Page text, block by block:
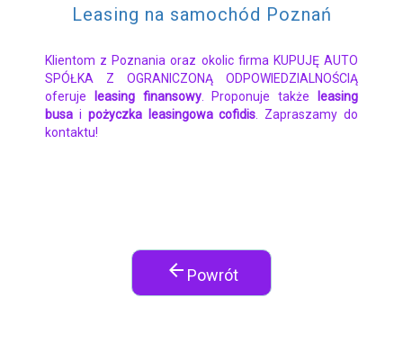
Leasing na samochód Poznań
Klientom z Poznania oraz okolic firma KUPUJĘ AUTO
SPÓŁKA Z OGRANICZONĄ ODPOWIEDZIALNOŚCIĄ
oferuje
leasing finansowy. Proponuje także
leasing
busa i pożyczka leasingowa cofidis . Zapraszamy do
kontaktu!
arrow_back Powrót